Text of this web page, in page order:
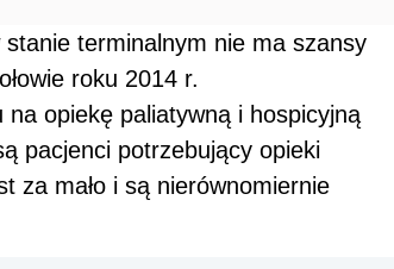
terminalnym nie ma szansy
roku 2014 r.
opiekę paliatywną i hospicyjną
pacjenci potrzebujący opieki
za mało i są nierównomiernie